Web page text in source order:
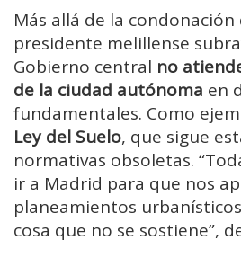
Más allá de la condonación
presidente melillense
Gobierno central no
de la ciudad autónoma en
fundamentales. Como
Ley del Suelo, que sigue
normativas obsoletas.
ir a Madrid para que nos
planeamientos
cosa que no se sostiene”,